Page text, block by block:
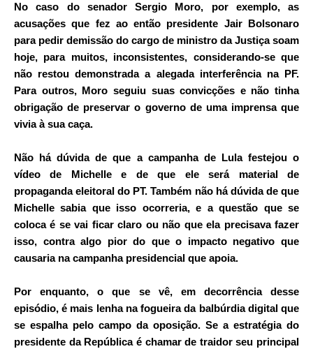
No caso do senador Sergio Moro, por exemplo, as
acusações que fez ao então presidente Jair Bolsonaro
para pedir demissão do cargo de ministro da Justiça soam
hoje, para muitos, inconsistentes, considerando-se que
não restou demonstrada a alegada interferência na PF.
Para outros, Moro seguiu suas convicções e não tinha
obrigação de preservar o governo de uma imprensa que
vivia à sua caça.
Não há dúvida de que a campanha de Lula festejou o
vídeo de Michelle e de que ele será material de
propaganda eleitoral do PT. Também não há dúvida de que
Michelle sabia que isso ocorreria, e a questão que se
coloca é se vai ficar claro ou não que ela precisava fazer
isso, contra algo pior do que o impacto negativo que
causaria na campanha presidencial que apoia.
Por enquanto, o que se vê, em decorrência desse
episódio, é mais lenha na fogueira da balbúrdia digital que
se espalha pelo campo da oposição. Se a estratégia do
presidente da República é chamar de traidor seu principal